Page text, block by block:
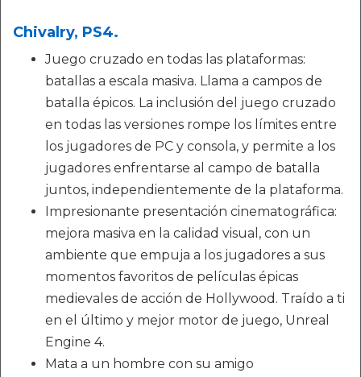
Chivalry, PS4.
Juego cruzado en todas las plataformas:
batallas a escala masiva. Llama a campos de
batalla épicos. La inclusión del juego cruzado
en todas las versiones rompe los límites entre
los jugadores de PC y consola, y permite a los
jugadores enfrentarse al campo de batalla
juntos, independientemente de la plataforma.
Impresionante presentación cinematográfica:
mejora masiva en la calidad visual, con un
ambiente que empuja a los jugadores a sus
momentos favoritos de películas épicas
medievales de acción de Hollywood. Traído a ti
en el último y mejor motor de juego, Unreal
Engine 4.
Mata a un hombre con su amigo